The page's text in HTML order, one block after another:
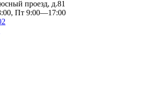
проезд, д.81
Пт 9:00—17:00